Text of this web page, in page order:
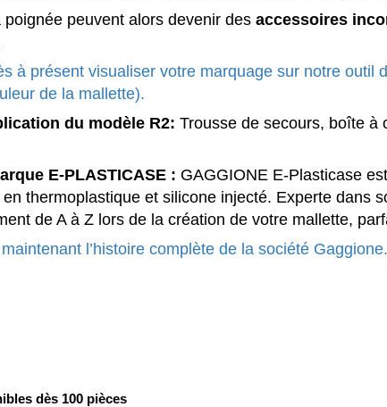
poignée peuvent alors devenir des accessoires
à présent visualiser votre marquage sur notre
de la mallette).
du modèle R2: Trousse de secours, boîte à
E-PLASTICASE : GAGGIONE E-Plasticase
thermoplastique et silicone injecté. Experte dans
de A à Z lors de la création de votre mallette,
l’histoire complète de la société Gaggione.
dès 100 pièces